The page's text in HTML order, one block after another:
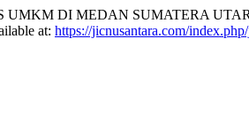
UMKM DI MEDAN SUMATERA
at: https://jicnusantara.com/